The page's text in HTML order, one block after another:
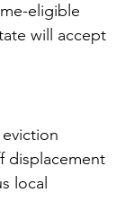
eligible
will accept
displacement
local